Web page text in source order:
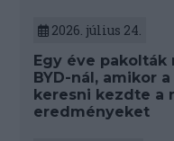
2026. július 24.
Egy éve pakolták
BYD-nál, amikor
keresni kezdte a
eredményeket